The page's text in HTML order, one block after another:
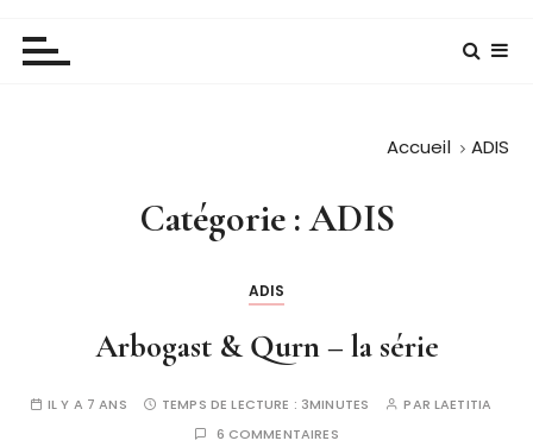
Accueil ADIS
Catégorie :ADIS
ADIS
Arbogast & Qurn – la série
IL Y A 7 ANS TEMPS DE LECTURE : 3MINUTES PARLAETITIA
6 COMMENTAIRES